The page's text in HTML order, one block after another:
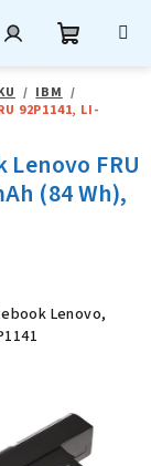
/ IBM /
92P1141, LI-
FRU
(84 Wh),
Lenovo,